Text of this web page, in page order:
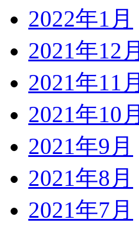
2022年1月
2021年12月
2021年11月
2021年10月
2021年9月
2021年8月
2021年7月